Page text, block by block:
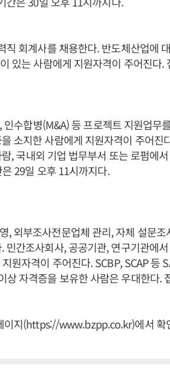
직 회계사를 채용한다. 반도체산업에
있는 사람에게 지원자격이 주어진다.
수합병(M&A) 등 프로젝트 지원업무
소지한 사람에게 지원자격이 주어진
, 국내외 기업 법무부서 또는 로펌에
29일 오후 11시까지다.
, 외부조사전문업체 관리, 자체 설문조
간조사회사, 공공기관, 연구기관에
원자격이 주어진다. SCBP, SCAP 등
상 자격증을 보유한 사람은 우대한다.
이지(https://www.bzpp.co.kr)에서 확